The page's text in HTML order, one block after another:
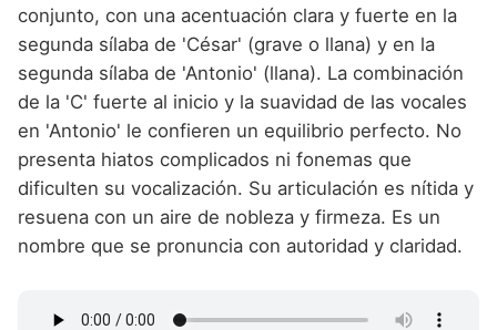
conjunto, con una acentuación clara y fuerte en la
segunda sílaba de 'César' (grave o llana) y en la
segunda sílaba de 'Antonio' (llana). La combinación
de la 'C' fuerte al inicio y la suavidad de las vocales
en 'Antonio' le confieren un equilibrio perfecto. No
presenta hiatos complicados ni fonemas que
dificulten su vocalización. Su articulación es nítida y
resuena con un aire de nobleza y firmeza. Es un
nombre que se pronuncia con autoridad y claridad.